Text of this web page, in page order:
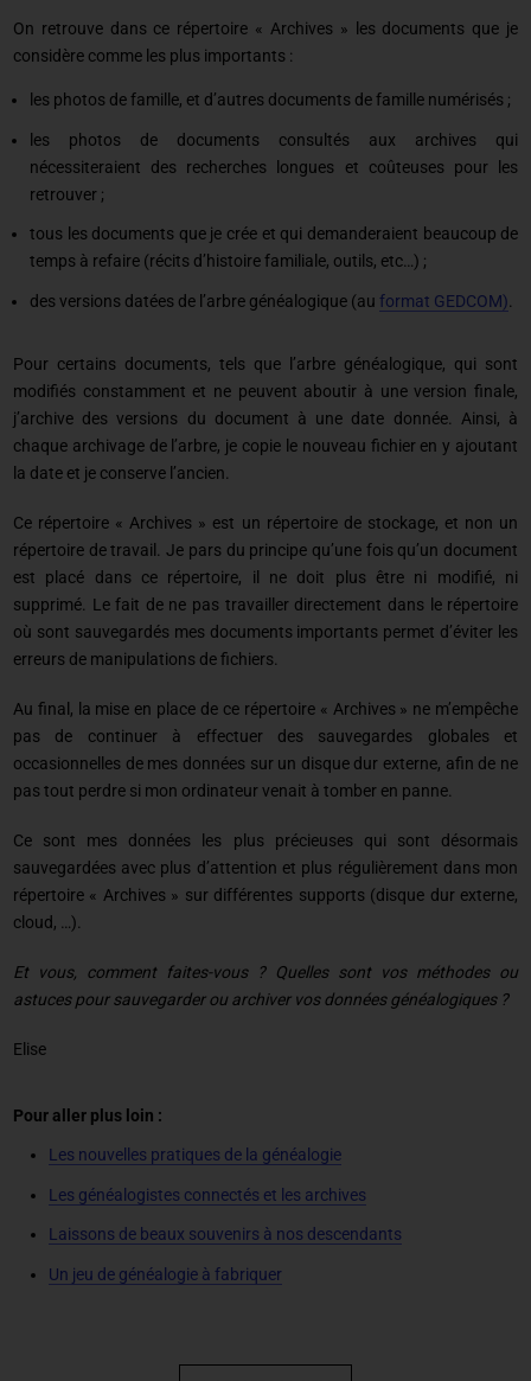
On retrouve dans ce répertoire « Archives » les documents que je
considère comme les plus importants :
les photos de famille, et d’autres documents de famille numérisés ;
les photos de documents consultés aux archives qui
nécessiteraient des recherches longues et coûteuses pour les
retrouver ;
tous les documents que je crée et qui demanderaient beaucoup de
temps à refaire (récits d’histoire familiale, outils, etc…) ;
des versions datées de l’arbre généalogique (au format GEDCOM)
Pour certains documents, tels que l’arbre généalogique, qui sont
modifiés constamment et ne peuvent aboutir à une version finale,
j’archive des versions du document à une date donnée. Ainsi, à
chaque archivage de l’arbre, je copie le nouveau fichier en y ajoutant
la date et je conserve l’ancien.
Ce répertoire « Archives » est un répertoire de stockage, et non un
répertoire de travail. Je pars du principe qu’une fois qu’un document
est placé dans ce répertoire, il ne doit plus être ni modifié, ni
supprimé. Le fait de ne pas travailler directement dans le répertoire
où sont sauvegardés mes documents importants permet d’éviter les
erreurs de manipulations de fichiers.
Au final, la mise en place de ce répertoire « Archives » ne m’empêche
pas de continuer à effectuer des sauvegardes globales et
occasionnelles de mes données sur un disque dur externe, afin de ne
pas tout perdre si mon ordinateur venait à tomber en panne.
Ce sont mes données les plus précieuses qui sont désormais
sauvegardées avec plus d’attention et plus régulièrement dans mon
répertoire « Archives » sur différentes supports (disque dur externe,
cloud, …).
Et vous, comment faites-vous ? Quelles sont vos méthodes ou
astuces pour sauvegarder ou archiver vos données généalogiques ?
Elise
Pour aller plus loin :
Les nouvelles pratiques de la généalogie
Les généalogistes connectés et les archives
Laissons de beaux souvenirs à nos descendants
Un jeu de généalogie à fabriquer